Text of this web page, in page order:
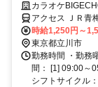
いOK！
カラオケ
アクセス ＪＲ青
約2分、ＪＲ中央
時給1,250円～
東京都立川市
勤務時間 ・勤務
間： [1] 09:00～
シフトサイクル